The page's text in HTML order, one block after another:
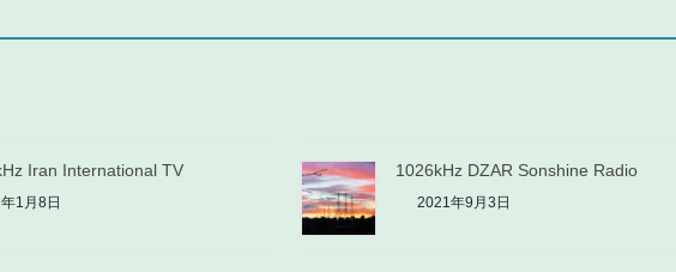
Iran International TV
1月8日
1026kHz DZAR Sonshine Radio
2021年9月3日